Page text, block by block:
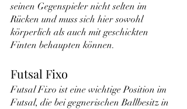
seinen Gegenspieler nicht selten im
Rücken und muss sich hier sowohl
körperlich als auch mit geschickten
Finten behaupten können.
Futsal Fixo
Futsal Fixo ist eine wichtige Position im
Futsal, die bei gegnerischen Ballbesitz in